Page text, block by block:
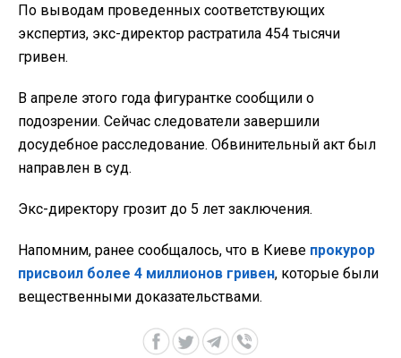
По выводам проведенных соответствующих
экспертиз, экс-директор растратила 454 тысячи
гривен.
В апреле этого года фигурантке сообщили о
подозрении. Сейчас следователи завершили
досудебное расследование. Обвинительный акт был
направлен в суд.
Экс-директору грозит до 5 лет заключения.
Напомним, ранее сообщалось, что в Киеве прокурор
присвоил более 4 миллионов гривен, которые были
вещественными доказательствами.